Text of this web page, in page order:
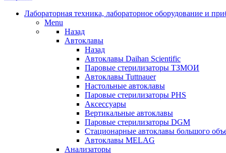
Лабораторная техника, лабораторное оборудование и
Menu
Назад
Автоклавы
Назад
Автоклавы Daihan Scientific
Паровые стерилизаторы ТЗМОИ
Автоклавы Tuttnauer
Наcтольные автоклавы
Паровые стерилизаторы PHS
Аксессуары
Вертикальные автоклавы
Паровые стерилизаторы DGM
Стационарные автоклавы большого
Автоклавы MELAG
Анализаторы